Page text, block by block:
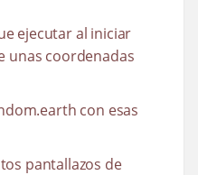
ejecutar al iniciar
unas coordenadas
con esas
pantallazos de